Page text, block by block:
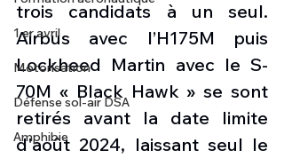
1 er avril
Motorisation
Défense sol-air DSA
Amphibie
trois candidats à un seul.
Airbus avec l’H175M puis
Lockheed Martin avec le S-
70M « Black Hawk » se sont
retirés avant la date limite
d'août 2024, laissant seul le